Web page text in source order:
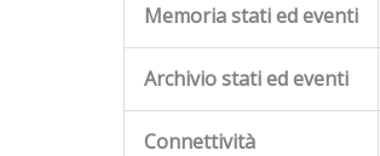
Memoria stati ed eventi
Archivio stati ed eventi
Connettività